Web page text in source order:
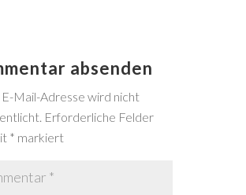
absenden
Mail-Adresse wird nicht
Erforderliche Felder
* markiert